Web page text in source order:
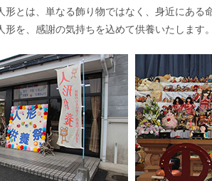
形とは、単なる飾り物ではなく、身近にある
を、感謝の気持ちを込めて供養いたします